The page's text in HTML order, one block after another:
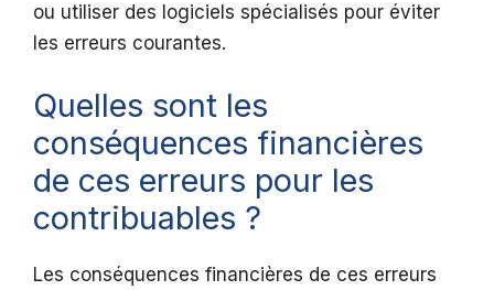
ou utiliser des logiciels spécialisés pour éviter
les erreurs courantes.
Quelles sont les
conséquences financières
de ces erreurs pour les
contribuables ?
Les conséquences financières de ces erreurs